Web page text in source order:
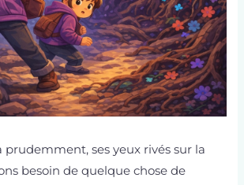
prudemment, ses yeux rivés sur la
besoin de quelque chose de